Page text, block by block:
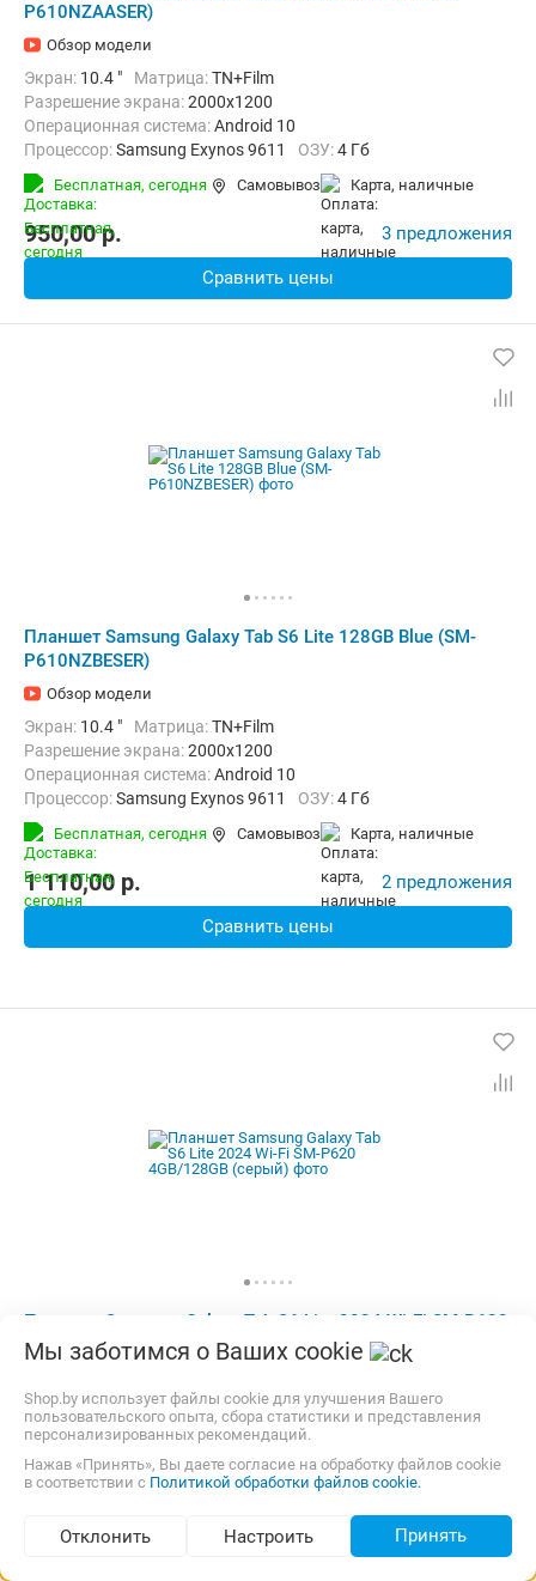
Подбор по параметрам (36)
P610NZAASER)
Обзор модели
Экран: 10.4 " Матрица:TN+Film
Разрешение экрана:2000x1200
Операционная система:Android 10
Процессор:Samsung Exynos 9611 ОЗУ:4 Гб
Встроенная память:
Тыловая камера:
Беспроводная связь:
Bluetooth, Wi-Fi Вес:467 г
Бесплатная, сегодня Самовывоз карта, наличные
950,00p. 3 предложения
Сравнить цены
Планшет Samsung Galaxy Tab S6 Lite 128GB Blue (SM-
P610NZBESER)
Обзор модели
Экран: 10.4 " Матрица:TN+Film
Разрешение экрана:2000x1200
Операционная система:Android 10
Процессор:Samsung Exynos 9611 ОЗУ:4 Гб
Встроенная память:
Тыловая камера:
Беспроводная связь:
Bluetooth, Wi-Fi
Комплектация:
467 г
Бесплатная, сегодня Самовывоз карта, наличные
1 110,00 p. 2 предложения
Сравнить цены
Планшет Samsung Galaxy Tab S6 Lite 2024 Wi-Fi SM-P620
4GB/128GB (серый)
Разрешение экрана:2000x1200
Операционная система:Android 14
Встроенная память:128 Гб Тыловая камера:8 Мп
Бесплатная, сегодня
Самовывоз
4 предложения
Мы заботимся о Ваших cookie
Shop.by использует файлы cookie для улучшения Вашего
пользовательского опыта, сбора статистики и представления
персонализированных рекомендаций.
Нажав «Принять», Вы даете согласие на обработку файлов cookie
в соответствии с Политикой обработки файлов cookie.
Отклонить Настроить Принять